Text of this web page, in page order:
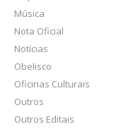
Música
Nota Oficial
Notícias
Obelisco
Oficinas Culturais
Outros
Outros Editais